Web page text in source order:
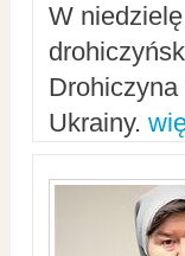
W
Ukrainy.